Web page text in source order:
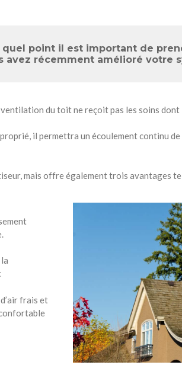
quel point il est important de
récemment amélioré votre
du toit ne reçoit pas les soins
il permettra un écoulement continu
mais offre également trois avantages
frais et